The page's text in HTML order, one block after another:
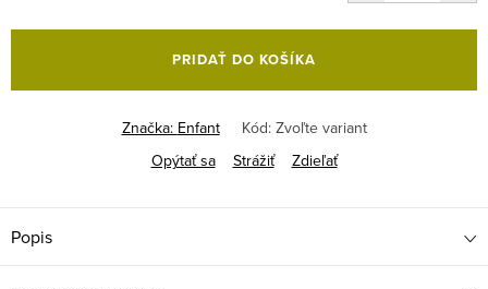
cena:
PRIDAŤ DO KOŠÍKA
Značka: Enfant Kód: Zvoľte variant
Opýtať sa
Strážiť Zdieľať
Popis